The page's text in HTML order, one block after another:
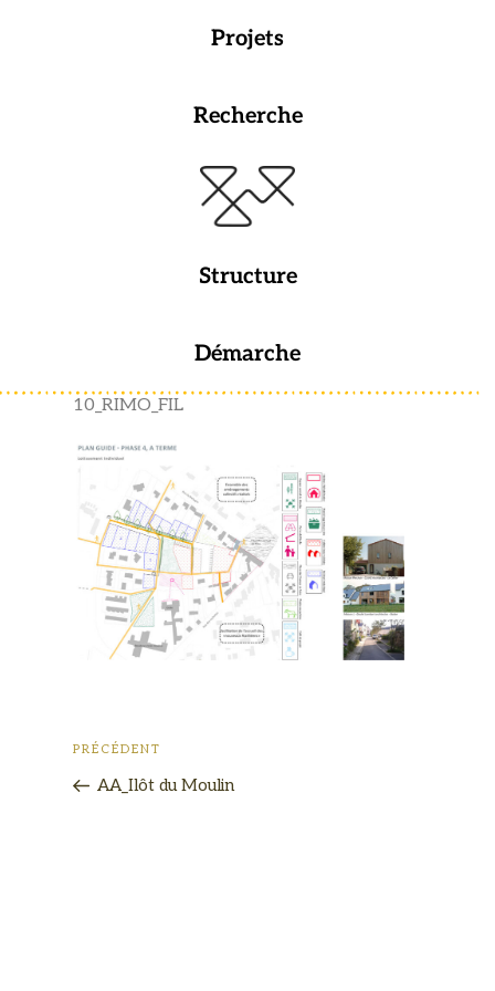
Projets
Recherche
Structure
Démarche
10_RIMO_FIL
PRÉCÉDENT
AA_Ilôt du Moulin